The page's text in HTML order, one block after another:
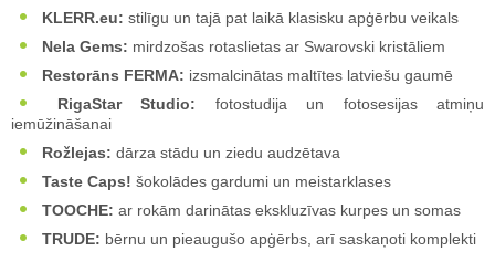
KLERR.eu: stilīgu un tajā pat laikā klasisku apģērbu veikals
Nela Gems: mirdzošas rotaslietas ar Swarovski kristāliem
Restorāns FERMA: izsmalcinātas maltītes latviešu gaumē
RigaStar Studio: fotostudija un fotosesijas atmiņu
iemūžināšanai
Rožlejas: dārza stādu un ziedu audzētava
Taste Caps! šokolādes gardumi un meistarklases
TOOCHE: ar rokām darinātas ekskluzīvas kurpes un somas
TRUDE: bērnu un pieaugušo apģērbs, arī saskaņoti komplekti